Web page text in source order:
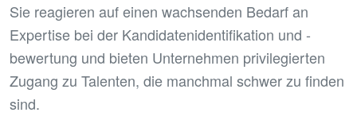
Sie reagieren auf einen wachsenden Bedarf an
Expertise bei der Kandidatenidentifikation und -
bewertung und bieten Unternehmen privilegierten
Zugang zu Talenten, die manchmal schwer zu finden
sind.